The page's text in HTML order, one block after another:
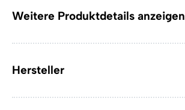
Weitere Produktdetails anzeigen
Hersteller